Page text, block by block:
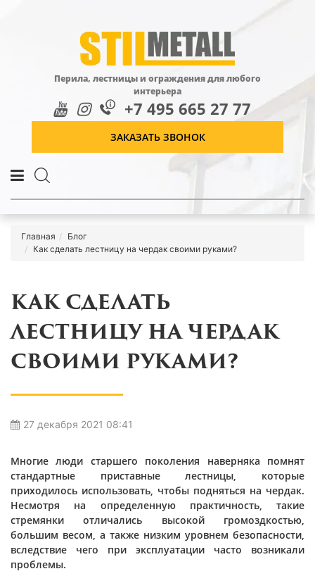
Перила, лестницы и ограждения для любого
интерьера
+7 495 665 27 77
ЗАКАЗАТЬ ЗВОНОК
Главная
Блог
Как сделать лестницу на чердак своими руками?
КАК СДЕЛАТЬ
ЛЕСТНИЦУ НА ЧЕРДАК
СВОИМИ РУКАМИ?
27 декабря 2021 08:41
Многие люди старшего поколения наверняка помнят
стандартные приставные лестницы, которые
приходилось использовать, чтобы подняться на чердак.
Несмотря на определенную практичность, такие
стремянки отличались высокой громоздкостью,
большим весом, а также низким уровнем безопасности,
вследствие чего при эксплуатации часто возникали
проблемы.